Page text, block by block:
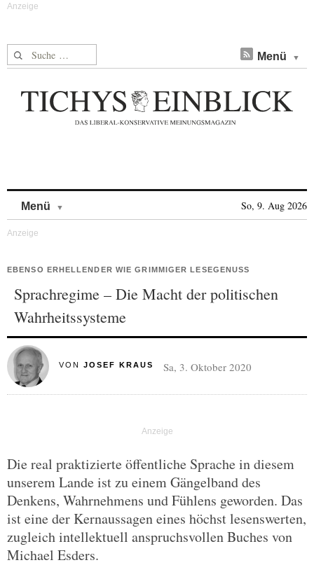
Suche nach: Menü
Menü So, 9. Aug 2026
EBENSO ERHELLENDER WIE GRIMMIGER LESEGENUSS
Sprachregime – Die Macht der politischen
Wahrheitssysteme
VON JOSEF KRAUS Sa, 3. Oktober 2020
Die real praktizierte öffentliche Sprache in diesem
unserem Lande ist zu einem Gängelband des
Denkens, Wahrnehmens und Fühlens geworden. Das
ist eine der Kernaussagen eines höchst lesenswerten,
zugleich intellektuell anspruchsvollen Buches von
Michael Esders.